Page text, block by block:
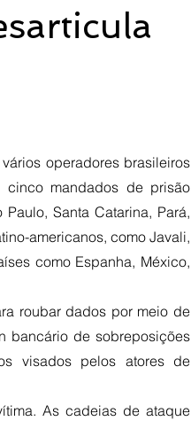
operadores brasileiros
cinco mandados de prisão
Santa Catarina, Pará,
americanos, como Javali,
como Espanha, México,
roubar dados por meio de
bancário de sobreposições
visados pelos atores de
As cadeias de ataque